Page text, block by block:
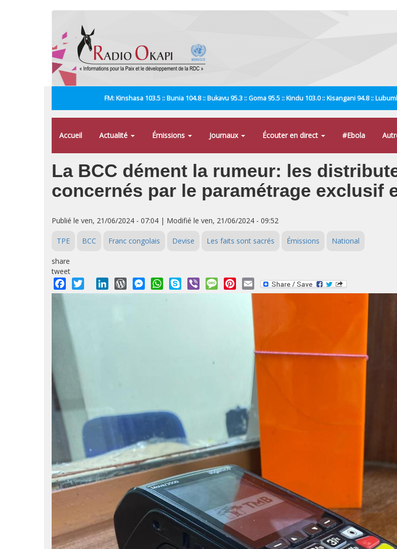
FM: Kinshasa 103.5 :: Bunia 104.8 :: Bukavu 95.3 :: Goma 95.5 :: Kindu 103.0 :: Kisangani 94.8 ::
Accueil Actualité Émissions Journaux Écouter en direct #Ebola
La BCC dément la rumeur: les
concernés par le paramétrage exclusif
Publié le ven, 21/06/2024 - 07:04 | Modifié le ven, 21/06/2024 - 09:52
TPE BCC Franc congolais Devise Les faits sont sacrés Émissions National
share
tweet
Facebook
Twitter LinkedInWordPressMessengerWhatsApp
Skype Viber MessagePinterest
Email